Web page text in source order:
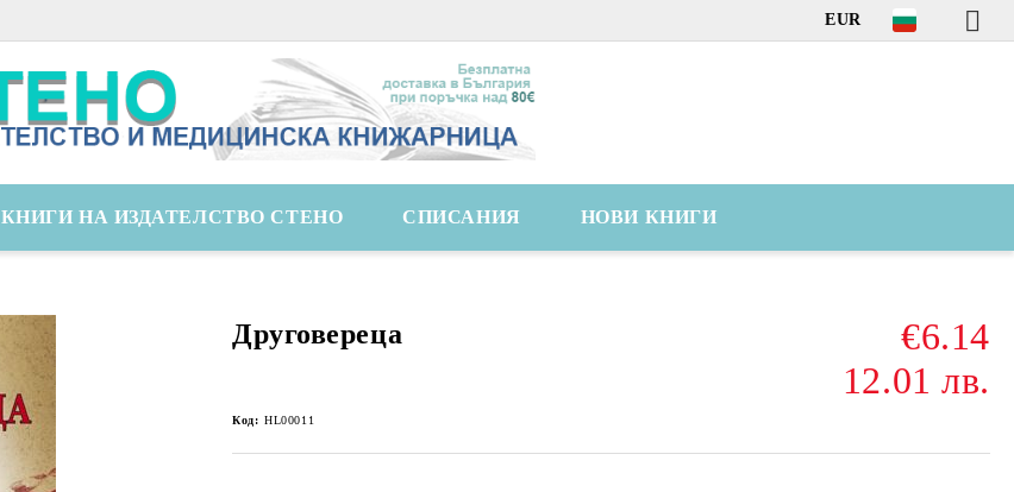
EUR
КНИГИ НА ИЗДАТЕЛСТВО СТЕНО СПИСАНИЯ НОВИ КНИГИ
Друговереца
€6.14
12.01 лв.
Код: HL00011